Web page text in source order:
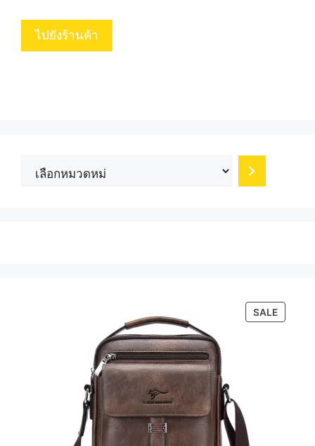
฿6,347.00.
฿3,449.00.
ไปยังร้านค้า
หมวด
SALE
ON